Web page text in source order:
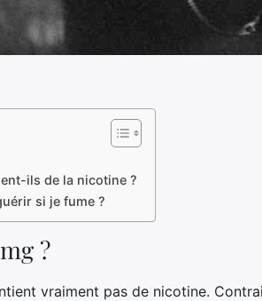
ils de la nicotine ?
si je fume ?
?
vraiment pas de nicotine.